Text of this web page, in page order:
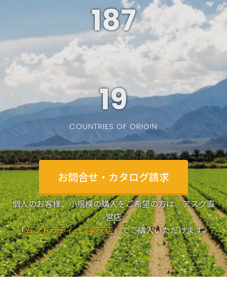
187
PRODUCTS
19
COUNTRIES OF ORIGIN
お問合せ・カタログ請求
個人のお客様、小規模の購入をご希望の方は、アスク直
営店
「ムンドラティーノ楽天店」でご購入いただけます。